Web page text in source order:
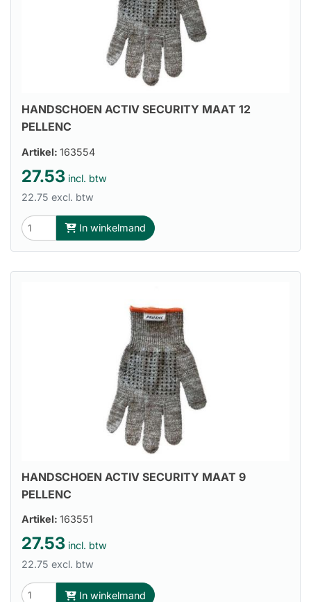
HANDSCHOEN ACTIV SECURITY MAAT 12
PELLENC
Artikel: 163554
27.53 incl. btw
22.75 excl. btw
In winkelmand
HANDSCHOEN ACTIV SECURITY MAAT 9
PELLENC
Artikel: 163551
27.53 incl. btw
22.75 excl. btw
In winkelmand